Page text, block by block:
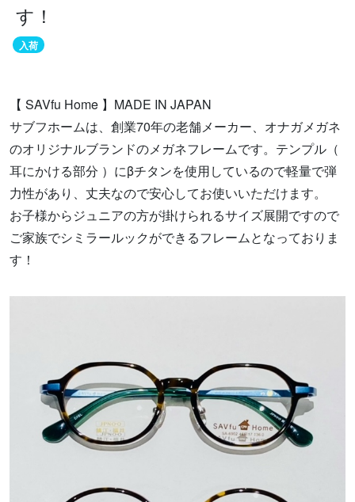
す！
入荷
【 SAVfu Home 】MADE IN JAPAN
サブフホームは、創業70年の老舗メーカー、オナガメガネ
のオリジナルブランドのメガネフレームです。テンプル（
耳にかける部分 ）にβチタンを使用しているので軽量で弾
力性があり、丈夫なので安心してお使いいただけます。
お子様からジュニアの方が掛けられるサイズ展開ですので
ご家族でシミラールックができるフレームとなっておりま
す！